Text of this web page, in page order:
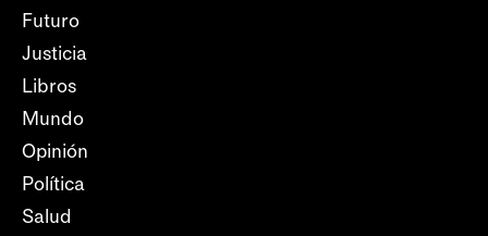
Futuro
Justicia
Libros
Mundo
Opinión
Política
Salud